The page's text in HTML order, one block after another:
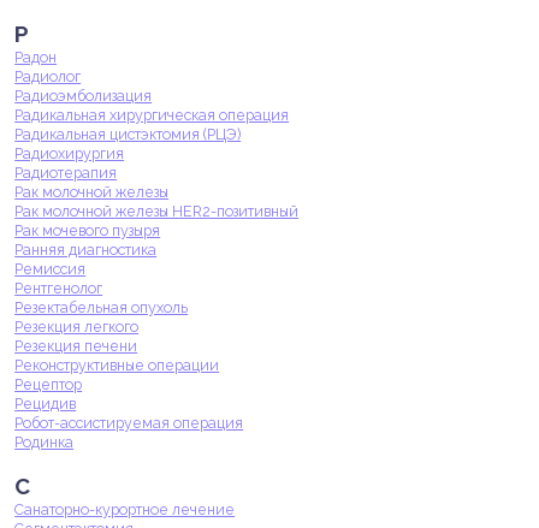
Р
Радон
Радиолог
Радиоэмболизация
Радикальная хирургическая операция
Радикальная цистэктомия (РЦЭ)
Радиохирургия
Радиотерапия
Рак молочной железы
Рак молочной железы HER2-позитивный
Рак мочевого пузыря
Ранняя диагностика
Ремиссия
Рентгенолог
Резектабельная опухоль
Резекция легкого
Резекция печени
Реконструктивные операции
Рецептор
Рецидив
Робот-ассистируемая операция
Родинка
С
Санаторно-курортное лечение